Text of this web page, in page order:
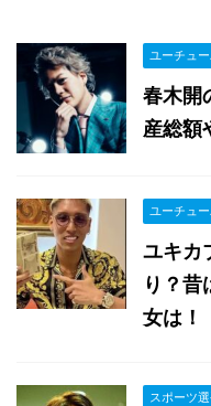
ユーチュ
春木開
産総額
ユーチュ
ユキカ
り？昔
女は！
スポーツ